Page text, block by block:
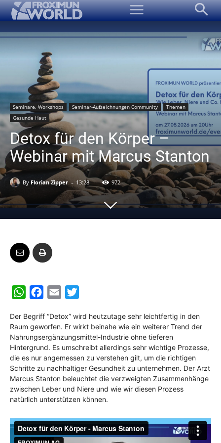
Seminare, Workshops Seminar-Aufzeichnungen Community
Themen
Gesunde Haut
Detox für den Körper –
Webinar mit Marcus Stanton
By Florian Zipper - 13:28 972
W
a
t
s
A
p
p
c
e
b
o
o
k
a
i
l
i
t
t
e
r
Der Begriff “Detox” wird heutzutage sehr leichtfertig in den
Raum geworfen. Er wirkt beinahe wie ein weiterer Trend der
Nahrungsergänzungsmittel-Industrie ohne tieferen
Hintergrund. Es umschreibt allerdings sehr wichtige Prozesse,
die es nur angemessen zu verstehen gilt, um die richtigen
Schritte zu nachhaltiger Gesundheit zu unternehmen. Der Arzt
Marcus Stanton beleuchtet die verzweigten Zusammenhänge
zwischen Leber und Niere und wie wir diesen Prozess
natürlich unterstützen können.